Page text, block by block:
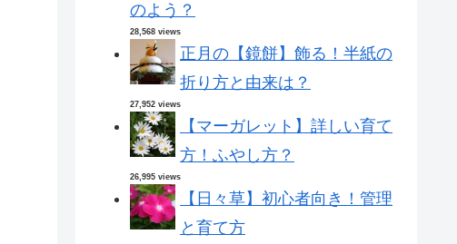
のよう？
28,568 views
正月の【鏡餅】飾る！半紙の
折り方と由来は？
27,952 views
【マーガレット】詳しい育て
方！ふやし方？
26,995 views
【日々草】初心者向き！管理
と育て方